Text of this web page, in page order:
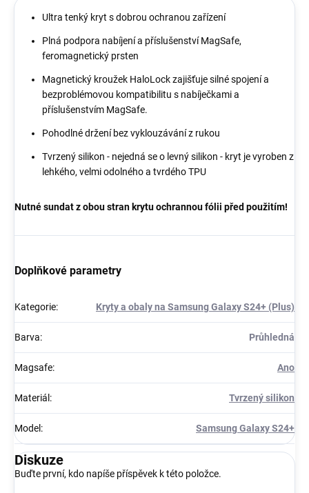
Ultra tenký kryt s dobrou ochranou zařízení
Plná podpora nabíjení a příslušenství MagSafe,
feromagnetický prsten
Magnetický kroužek HaloLock zajišťuje silné spojení a
bezproblémovou kompatibilitu s nabíječkami a
příslušenstvím MagSafe.
Pohodlné držení bez vyklouzávání z rukou
Tvrzený silikon - nejedná se o levný silikon - kryt je vyroben z
lehkého, velmi odolného a tvrdého TPU
Nutné sundat z obou stran krytu ochrannou fólii před použitím!
Doplňkové parametry
Kategorie: Kryty a obaly na Samsung Galaxy S24+ (Plus)
Barva: Průhledná
Magsafe: Ano
Materiál : Tvrzený silikon
Model : Samsung Galaxy S24+
Diskuze
Buďte první, kdo napíše příspěvek k této položce.